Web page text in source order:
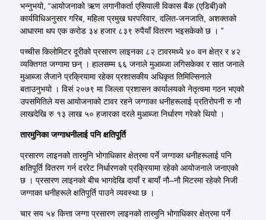
भन्नुभयो, “आयोजनाको ऋण लगानीकर्ता एसियाली विकास बैंक (एडिबी)को
कार्यविधिअनुसार गरिब, महिला प्रमुख घरपरिवार, दलित-जनजाति, अशक्तको
आधारमा थप एक करोड ३४ हजार ८३९ रुपैयाँ वितरण भइसकेको छ । ”
पच्चीस किलोमिटर दूरीको प्रसारण लाइनका ८२ टावरमध्ये ४० वन क्षेत्र र ४२
व्यक्तिगत जग्गामा छन् । हालसम्म ६६ जनाले मुआब्जा लगिसकेका र सात जनाले
मुआब्जा लैजाने प्रक्रियामा रहेका प्रशासकीय अधिकृत तिमिल्सिनाले
बताउनुभयो । विसं २०७९ मा जिल्ला प्रशासन कार्यालयको नेतृत्वमा गठन भएको
उपसमितिले यस आयोजनाको टावर रहने जग्गाका धनीहरूलाई प्रतिरोपनी रु नौ
लाखदेखि रु १३ लाख ५० हजारका दरले मुआब्जा निर्धारण गरेको थियो ।
तारमुनिका जग्गाधनीलाई पनि क्षतिपूर्ति
प्रसारण लाइनको तारमुनि भोगाधिकार क्षेत्रमा पर्ने जग्गाका धनीहरूलाई पनि
क्षतिपूर्ति वितरण गर्न दररेट निर्धारणको प्रक्रियामा रहेको आयोजनाले जनाएको
छ । प्रसारण लाइनको बीच भागदेखि दायाँ र बायाँ नौ–नौ मिटरमा रहेको निजी
जग्गाका धनीहरूले क्षतिपूर्ति पाउने व्यवस्था छ ।
चार सय ५४ कित्ता जग्गा प्रसारण लाइनको तारमुनि भोगाधिकार क्षेत्रमा पर्ने